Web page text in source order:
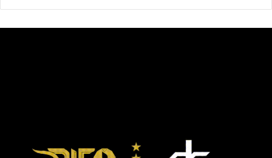
bertarung dengan Dennis Hogan di Newcaslte, Australia,